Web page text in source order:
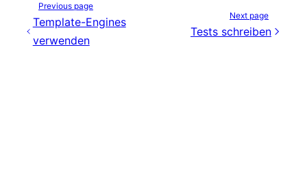
Previous page
Template-Engines
verwenden
Next page
Tests schreiben